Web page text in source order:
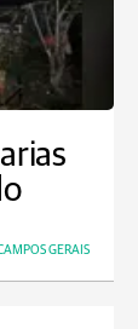
GERAIS